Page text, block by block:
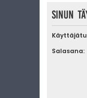
Sinun
Salasana: